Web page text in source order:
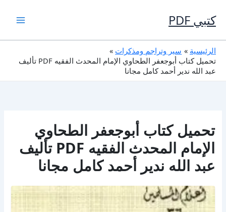
إلى
المحتوى
كتبي PDF
الرئيسية
سير وتراجم ومذكرات
تحميل كتاب أبوجعفر الطحاوي الإمام المحدث الفقيه PDF تأليف
عبد الله ندير أحمد كامل مجانا
تحميل كتاب أبوجعفر الطحاوي
الإمام المحدث الفقيه PDF تأليف
عبد الله ندير أحمد كامل مجانا